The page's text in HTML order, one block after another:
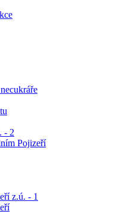
- 2
Pojizeří
z.ú. - 1